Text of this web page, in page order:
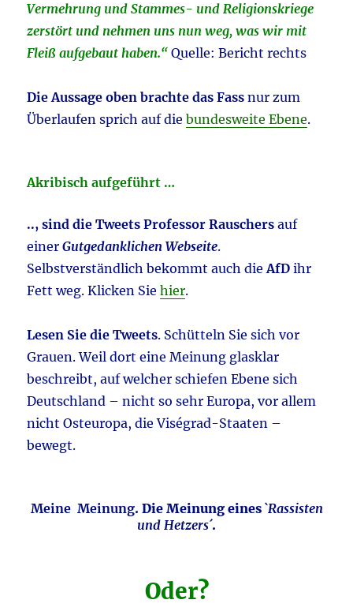
Vermehrung und Stammes- und Religionskriege
zerstört und nehmen uns nun weg, was wir mit
Fleiß aufgebaut haben.“Quelle: Bericht rechts
Die Aussage oben brachte das Fass nur zum
Überlaufen sprich auf diebundesweite Ebene.
Akribisch aufgeführt …
.., sind die Tweets Professor Rauschersauf
einerGutgedanklichen Webseite.
Selbstverständlich bekommt auch dieAfD ihr
Fett weg. Klicken Siehier.
Lesen Sie die Tweets. Schütteln Sie sich vor
Grauen. Weil dort eine Meinung glasklar
beschreibt, auf welcher schiefen Ebene sich
Deutschland – nicht so sehr Europa, vor allem
nicht Osteuropa, die Viségrad-Staaten –
bewegt.
Meine Meinung. Die Meinung eines`Rassisten
und Hetzers´.
Oder?